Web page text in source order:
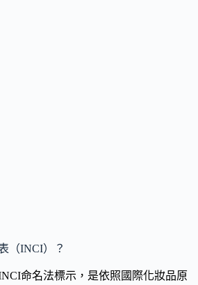
（INCI）？
命名法標示，是依照國際化妝品原